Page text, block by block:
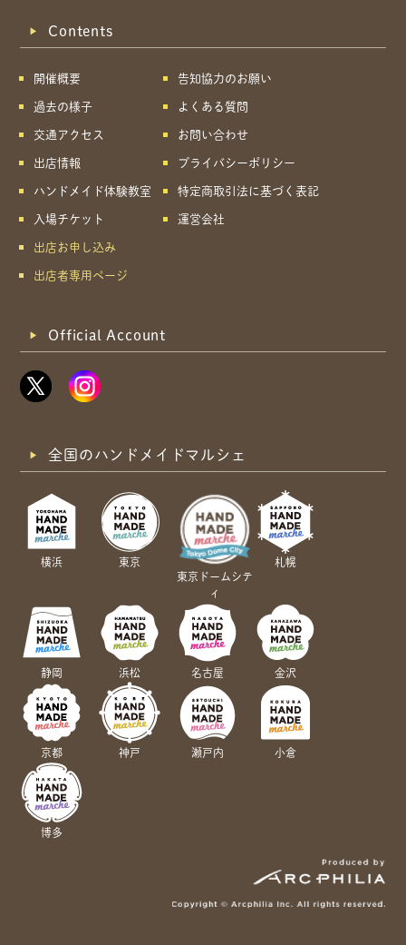
Contents
開催概要
過去の様子
交通アクセス
出店情報
ハンドメイド体験教室
入場チケット
出店お申し込み
出店者専用ページ
告知協力のお願い
よくある質問
お問い合わせ
プライバシーポリシー
特定商取引法に基づく表記
運営会社
Official Account
全国のハンドメイドマルシェ
横浜
東京
東京ドームシテ
ィ
札幌
静岡 浜松 名古屋 金沢
京都 神戸 瀬戸内 小倉
博多